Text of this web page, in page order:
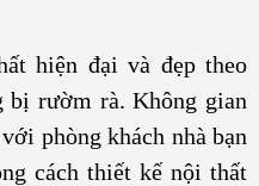
hiện đại và đẹp theo
bị rườm rà. Không gian
phòng khách nhà bạn
cách thiết kế nội thất